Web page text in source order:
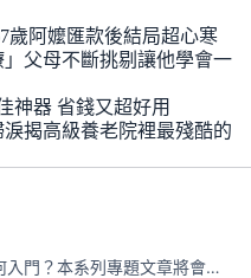
歲阿嬤匯款後結局超心寒
父母不斷挑剔讓他學會一
神器 省錢又超好用
揭高級養老院裡最殘酷的
ETF是什麼？ETF投資如何入門？本系列專題文章將會告訴你新手必須知道的ETF基礎知識。